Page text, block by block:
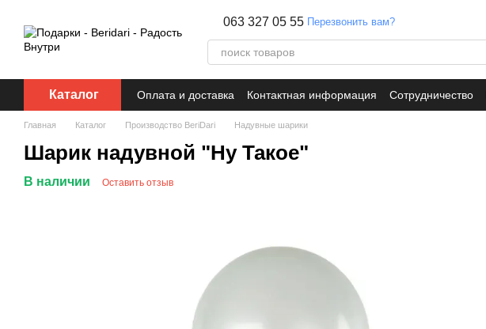
063 327 05 55 Перезвонить вам?
Каталог Оплата и доставка Контактная информация Сотрудничество
Главная Каталог Производство BeriDari Надувные шарики
Шарик надувной "Ну Такое"
В наличии Оставить отзыв